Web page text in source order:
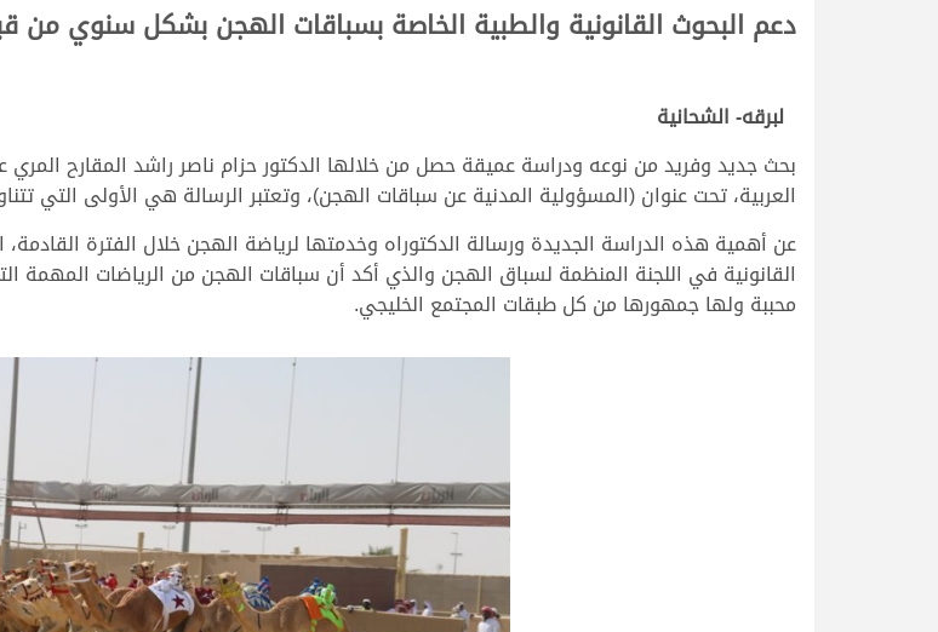
دعم البحوث القانونية والطبية الخاصة بسباقات الهجن بشكل سنوي من
لبرقه- الشحانية
بحث جديد وفريد من نوعه ودراسة عميقة حصل من خلالها الدكتور حزام ناصر راشد المقارح
العربية، تحت عنوان (المسؤولية المدنية عن سباقات الهجن)، وتعتبر الرسالة هي الأولى التي
عن أهمية هذه الدراسة الجديدة ورسالة الدكتوراه وخدمتها لرياضة الهجن خلال الفترة القادمة،
القانونية في اللجنة المنظمة لسباق الهجن والذي أكد أن سباقات الهجن من الرياضات المهمة
محببة ولها جمهورها من كل طبقات المجتمع الخليجي.